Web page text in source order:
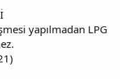
yapılmadan LPG